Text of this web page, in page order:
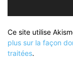
Ce site utilise
plus sur la façon
traitées.